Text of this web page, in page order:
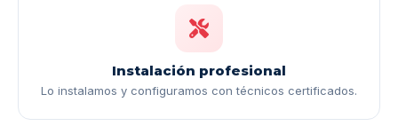
Instalación profesional
Lo instalamos y configuramos con técnicos certificados.